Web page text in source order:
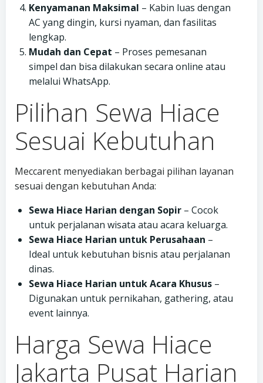
Kenyamanan Maksimal – Kabin luas dengan
AC yang dingin, kursi nyaman, dan fasilitas
lengkap.
Mudah dan Cepat – Proses pemesanan
simpel dan bisa dilakukan secara online atau
melalui WhatsApp.
Pilihan Sewa Hiace
Sesuai Kebutuhan
Meccarent menyediakan berbagai pilihan layanan
sesuai dengan kebutuhan Anda:
Sewa Hiace Harian dengan Sopir – Cocok
untuk perjalanan wisata atau acara keluarga.
Sewa Hiace Harian untuk Perusahaan –
Ideal untuk kebutuhan bisnis atau perjalanan
dinas.
Sewa Hiace Harian untuk Acara Khusus –
Digunakan untuk pernikahan, gathering, atau
event lainnya.
Harga Sewa Hiace
Jakarta Pusat Harian